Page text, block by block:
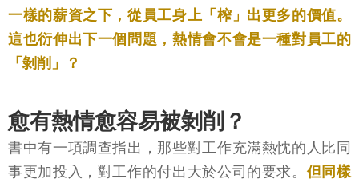
一樣的薪資之下，從員工身上「榨」出更多的價值。
這也衍伸出下一個問題，熱情會不會是一種對員工的
「剝削」？
愈有熱情愈容易被剝削？
書中有一項調查指出，那些對工作充滿熱忱的人比同
事更加投入，對工作的付出大於公司的要求。 但同樣